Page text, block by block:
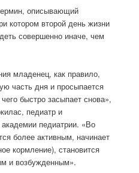
описывающий
котором второй день жизни
совершенно иначе, чем
младенец, как правило,
часть дня и просыпается
быстро засыпает снова»,
педиатр и
педиатрии. «Во
более активным, начинает
кормление), становится
и возбужденным».